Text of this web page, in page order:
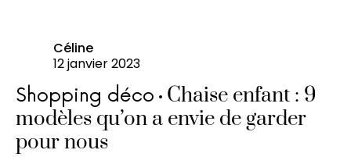
Céline
12 janvier 2023
Shopping déco
Chaise enfant : 9
modèles qu’on a envie de garder
pour nous